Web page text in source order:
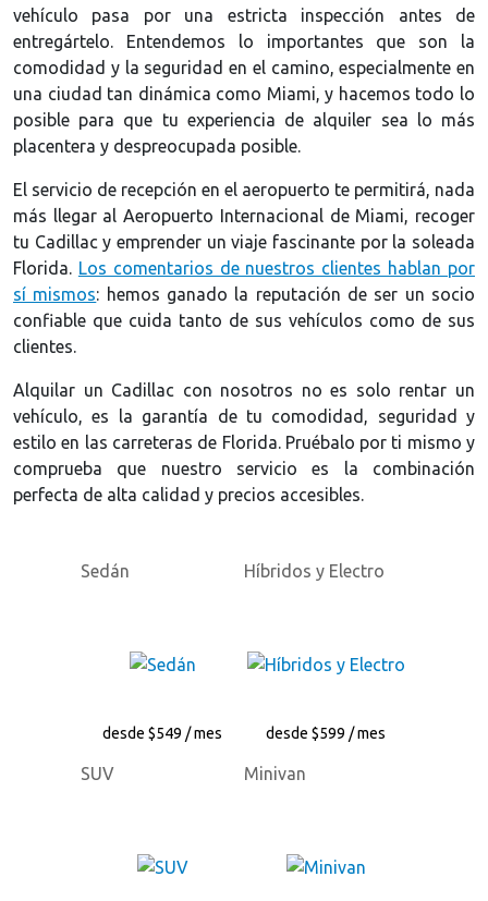
vehículo pasa por una estricta inspección antes de
entregártelo. Entendemos lo importantes que son la
comodidad y la seguridad en el camino, especialmente en
una ciudad tan dinámica como Miami, y hacemos todo lo
posible para que tu experiencia de alquiler sea lo más
placentera y despreocupada posible.
El servicio de recepción en el aeropuerto te permitirá, nada
más llegar al Aeropuerto Internacional de Miami, recoger
tu Cadillac y emprender un viaje fascinante por la soleada
Florida. Los comentarios de nuestros clientes hablan por
sí mismos: hemos ganado la reputación de ser un socio
confiable que cuida tanto de sus vehículos como de sus
clientes.
Alquilar un Cadillac con nosotros no es solo rentar un
vehículo, es la garantía de tu comodidad, seguridad y
estilo en las carreteras de Florida. Pruébalo por ti mismo y
comprueba que nuestro servicio es la combinación
perfecta de alta calidad y precios accesibles.
Sedán
desde $549 / mes
Híbridos y Electro
desde $599 / mes
SUV Minivan